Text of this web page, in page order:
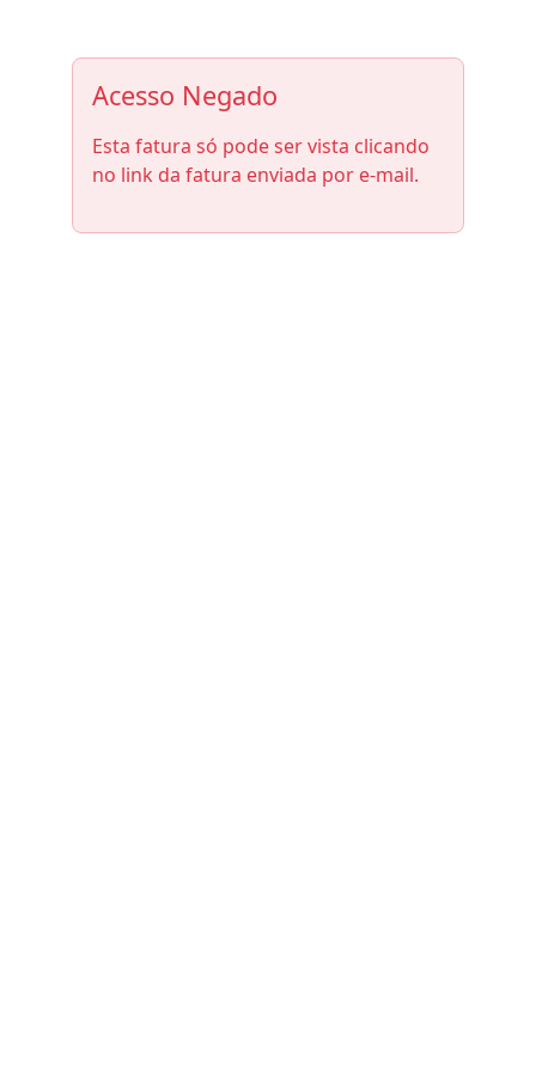
Acesso Negado
Esta fatura só pode ser vista clicando
no link da fatura enviada por e-mail.